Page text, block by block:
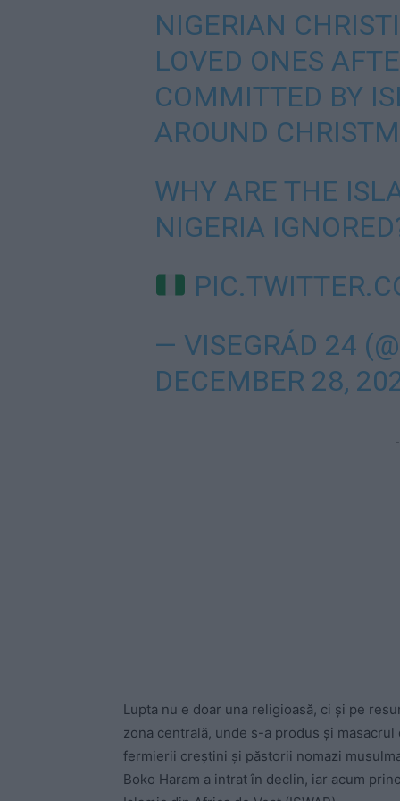
NIGERIAN
LOVED ONES
COMMITTED BY
AROUND
WHY ARE THE
NIGERIA
— VISEGRÁD 24
DECEMBER 28,
Lupta nu e doar una religioasă, ci și pe
zona centrală, unde s-a produs și
fermierii creștini și păstorii nomazi
Boko Haram a intrat în declin, iar acum